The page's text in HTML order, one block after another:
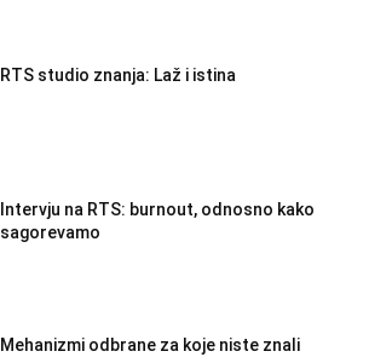
RTS studio znanja: Laž i istina
Intervju na RTS: burnout, odnosno kako
sagorevamo
Mehanizmi odbrane za koje niste znali